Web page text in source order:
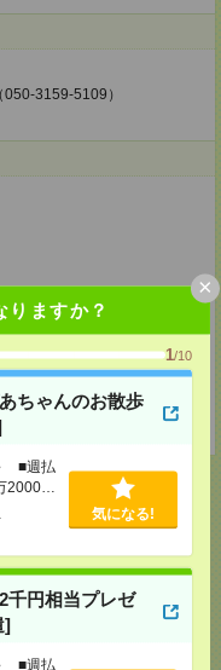
りますか？
1/10
ちゃんのお散歩
■週払
円
気になる!
千円相当プレゼ
]
■週払
×
3159-5109）
へ